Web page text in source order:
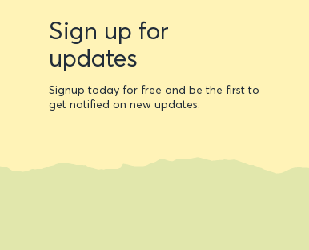
Newsletter
form
Sign up for
updates
Signup today for free and be the first to
get notified on new updates.